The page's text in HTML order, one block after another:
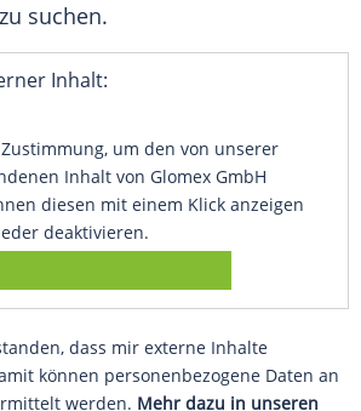
suchen.
Inhalt:
um den von unserer
Inhalt von Glomex GmbH
diesen mit einem Klick anzeigen
deaktivieren.
dass mir externe Inhalte
können personenbezogene Daten an
werden. Mehr dazu in unseren